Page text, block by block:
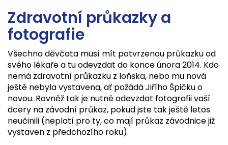
Zdravotní průkazky a
fotografie
Všechna děvčata musí mít potvrzenou průkazku od
svého lékaře a tu odevzdat do konce února 2014. Kdo
nemá zdravotní průkazku z loňska, nebo mu nová
ještě nebyla vystavena, ať požádá Jiřího Špičku o
novou. Rovněž tak je nutné odevzdat fotografii vaší
dcery na závodní průkaz, pokud jste tak ještě letos
neučinili (neplatí pro ty, co mají průkaz závodnice již
vystaven z předchozího roku).